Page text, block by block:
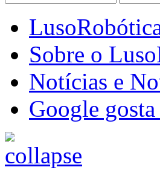
Sobre o
Notícias e
Google